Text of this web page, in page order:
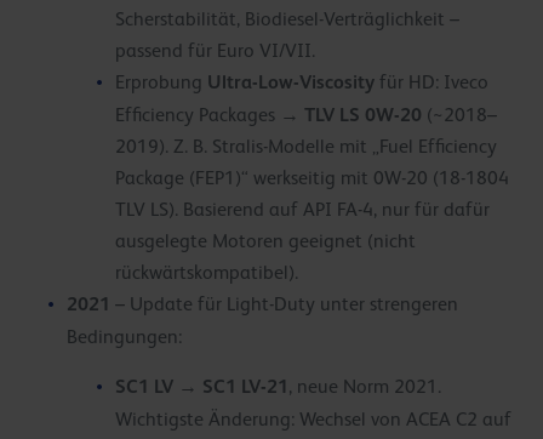
Scherstabilität, Biodiesel-Verträglichkeit –
passend für Euro VI/VII.
Erprobung Ultra-Low-Viscosity für HD: Iveco
Efficiency Packages → TLV LS 0W-20 (~2018–
2019). Z. B. Stralis-Modelle mit „Fuel Efficiency
Package (FEP1)“ werkseitig mit 0W-20 (18-1804
TLV LS). Basierend auf API FA-4, nur für dafür
ausgelegte Motoren geeignet (nicht
rückwärtskompatibel).
2021 – Update für Light-Duty unter strengeren
Bedingungen:
SC1 LV → SC1 LV-21 , neue Norm 2021.
Wichtigste Änderung: Wechsel von ACEA C2 auf